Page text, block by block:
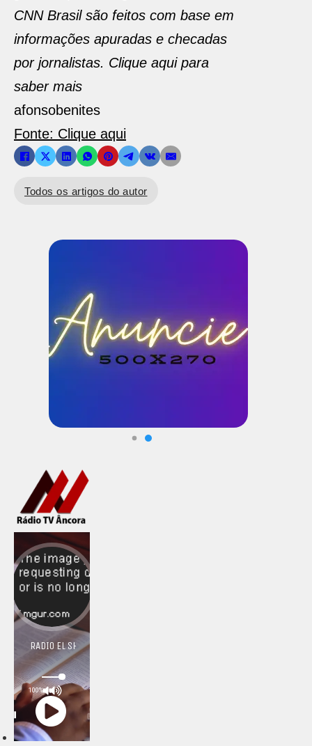
CNN Brasil são feitos com base em
informações apuradas e checadas
por jornalistas. Clique aqui para
saber mais
afonsobenites
Fonte: Clique aqui
Todos os artigos do autor